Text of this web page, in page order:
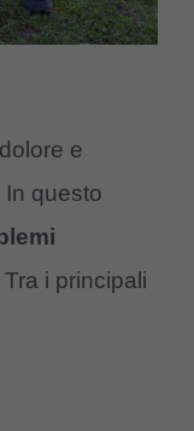
e
questo
i principali